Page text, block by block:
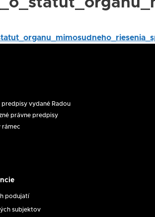
predpisy vydané Radou
právne predpisy
rámec
podujatí
subjektov